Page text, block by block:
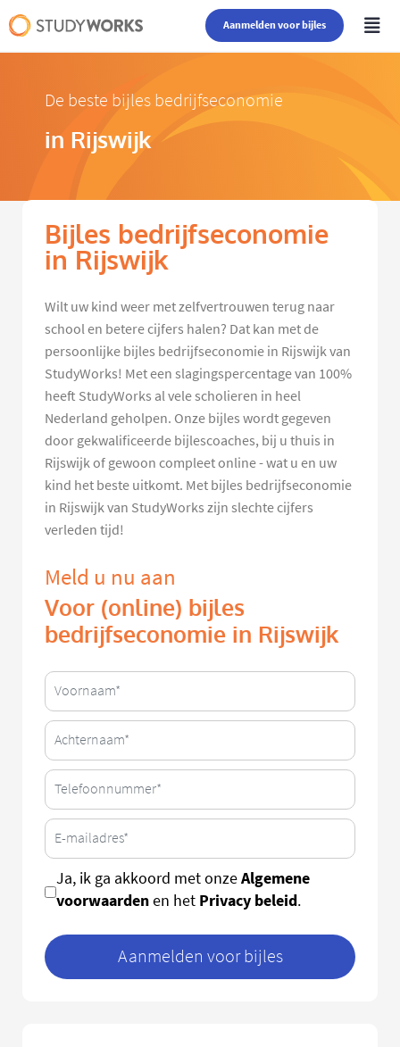
Aanmelden voor bijles
De beste bijles bedrijfseconomie
in Rijswijk
Bijles bedrijfseconomie
in Rijswijk
Wilt uw kind weer met zelfvertrouwen terug naar
school en betere cijfers halen? Dat kan met de
persoonlijke bijles bedrijfseconomie in Rijswijk van
StudyWorks! Met een slagingspercentage van 100%
heeft StudyWorks al vele scholieren in heel
Nederland geholpen. Onze bijles wordt gegeven
door gekwalificeerde bijlescoaches, bij u thuis in
Rijswijk of gewoon compleet online - wat u en uw
kind het beste uitkomt. Met bijles bedrijfseconomie
in Rijswijk van StudyWorks zijn slechte cijfers
verleden tijd!
Meld u nu aan
Voor (online) bijles
bedrijfseconomie in Rijswijk
Ja, ik ga akkoord met onzeAlgemene
voorwaardenen het Privacy beleid.
Aanmelden voor bijles